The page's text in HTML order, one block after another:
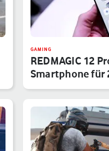
GAMING
REDMAGIC 12
Smartphone für